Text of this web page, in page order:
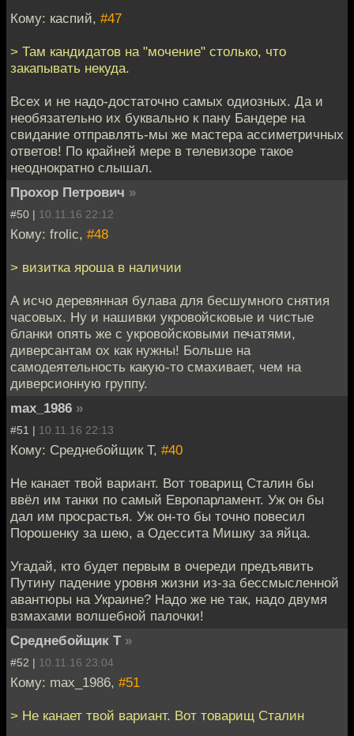
Кому: каспий, #47
> Там кандидатов на "мочение" столько, что
закапывать некуда.
Всех и не надо-достаточно самых одиозных. Да и
необязательно их буквально к пану Бандере на
свидание отправлять-мы же мастера ассиметричных
ответов! По крайней мере в телевизоре такое
неоднократно слышал.
Прохор Петрович »
#50 | 10.11.16 22:12
Кому: frolic, #48
> визитка яроша в наличии
А исчо деревянная булава для бесшумного снятия
часовых. Ну и нашивки укровойсковые и чистые
бланки опять же с укровойсковыми печатями,
диверсантам ох как нужны! Больше на
самодеятельность какую-то смахивает, чем на
диверсионную группу.
max_1986 »
#51 | 10.11.16 22:13
Кому: Среднебойщик Т, #40
Не канает твой вариант. Вот товарищ Сталин бы
ввёл им танки по самый Европарламент. Уж он бы
дал им просрастья. Уж он-то бы точно повесил
Порошенку за шею, а Одессита Мишку за яйца.
Угадай, кто будет первым в очереди предъявить
Путину падение уровня жизни из-за бессмысленной
авантюры на Украине? Надо же не так, надо двумя
взмахами волшебной палочки!
Среднебойщик Т »
#52 | 10.11.16 23:04
Кому: max_1986, #51
> Не канает твой вариант. Вот товарищ Сталин